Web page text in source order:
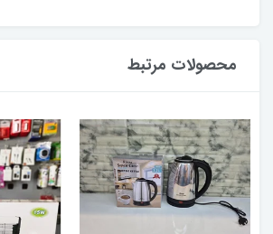
محصولات مرتبط